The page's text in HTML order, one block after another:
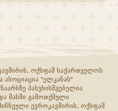
ოქსფამ საქართველოს
"ელკანას"
პასუხისმგებელია
მასში გამოთქმული
ევროკავშირის, ოქსფამ